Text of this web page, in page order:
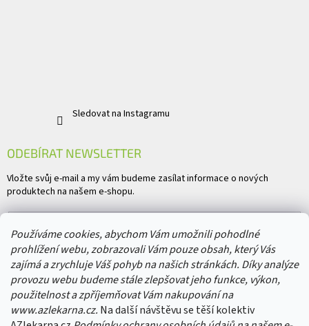
Používáme cookies, abychom Vám umožnili pohodlné
prohlížení webu, zobrazovali Vám pouze obsah, který Vás
zajímá a zrychluje Váš pohyb na našich stránkách. Díky analýze
provozu webu budeme stále zlepšovat jeho funkce, výkon,
použitelnost a zpříjemňovat Vám nakupování na
www.azlekarna.cz. Na další návštěvu se těší kolektiv
Sledovat na Instagramu
ODEBÍRAT NEWSLETTER
Vložte svůj e-mail a my vám budeme zasílat informace o nových
produktech na našem e-shopu.
Vložením e-mailu souhlasíte spodmínkami ochrany osobních údajů
PŘIHLÁSIT SE